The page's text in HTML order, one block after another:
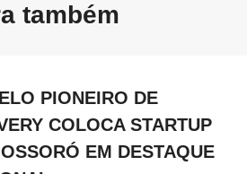
também
PIONEIRO DE
COLOCA STARTUP
EM DESTAQUE